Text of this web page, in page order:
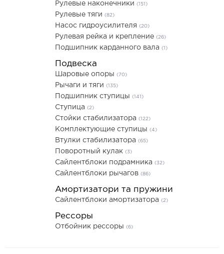
Рулевые наконечники (151)
Рулевые тяги (82)
Насос гидроусилителя (20)
Рулевая рейка и крепление (26)
Подшипник карданного вала (1)
Подвеска
Шаровые опоры (70)
Рычаги и тяги (135)
Подшипник ступицы (141)
Ступица (2)
Стойки стабилизатора (122)
Комплектующие ступицы (4)
Втулки стабилизатора (65)
Поворотный кулак (3)
Сайлентблоки подрамника (32)
Сайлентблоки рычагов (86)
Амортизатори та пружини
Сайлентблоки амортизатора (2)
Рессоры
Отбойник рессоры (6)